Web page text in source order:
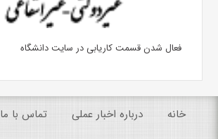
فعال شدن قسمت کاریابی در سایت دانشگاه
خانه درباره اخبار عملی تماس با ما